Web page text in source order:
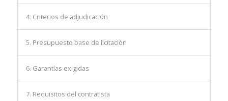
4. Criterios de adjudicación
5. Presupuesto base de licitación
6. Garantías exigidas
7. Requisitos del contratista